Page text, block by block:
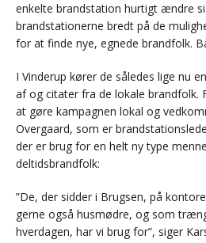
enkelte brandstation hurtigt ændre
brandstationerne bredt på de
for at finde nye, egnede brandfolk.
I Vinderup kører de således lige nu
af og citater fra de lokale brandfolk.
at gøre kampagnen lokal og
Overgaard, som er
der er brug for en helt ny type
deltidsbrandfolk:
”De, der sidder i Brugsen, på
gerne også husmødre, og som
hverdagen, har vi brug for”, siger